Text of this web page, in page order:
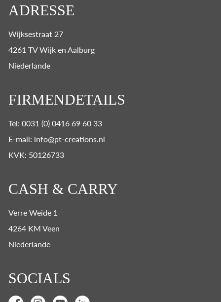
ADRESSE
Wijksestraat 27
4261 TV Wijk en Aalburg
Niederlande
FIRMENDETAILS
Tel: 0031 (0) 0416 69 60 33
E-mail: info@pt-creations.nl
KVK: 50126733
CASH & CARRY
Verre Weide 1
4264 KM Veen
Niederlande
SOCIALS